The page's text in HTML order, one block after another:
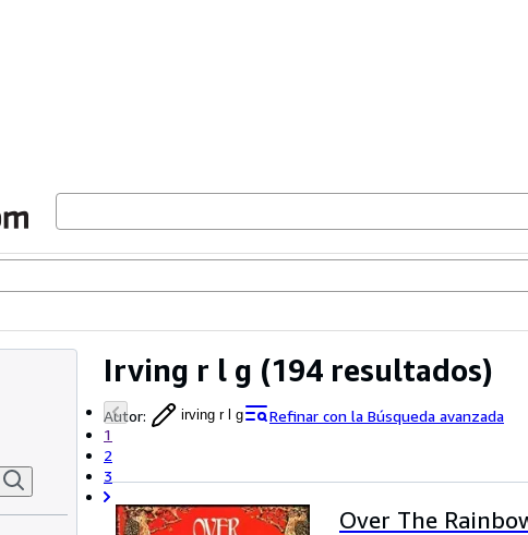
Irving r l g (194 resultados)
Autor: irving r l g
Refinar con la Búsqueda avanzada
1
2
3
Over The